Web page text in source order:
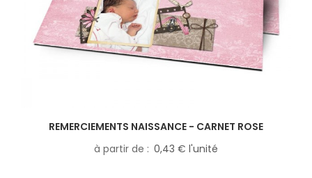
REMERCIEMENTS NAISSANCE - CARNET ROSE
à partir de
0,43 € l'unité